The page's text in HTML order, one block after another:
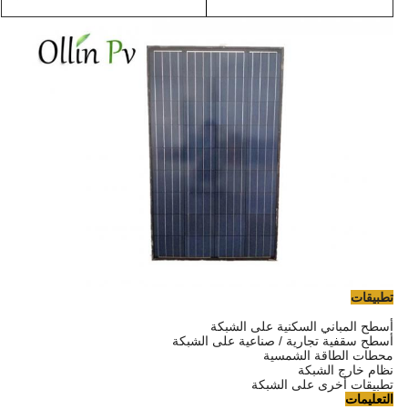
تطبيقات
أسطح المباني السكنية على الشبكة
أسطح سقفية تجارية / صناعية على الشبكة
محطات الطاقة الشمسية
نظام خارج الشبكة
تطبيقات أخرى على الشبكة
التعليمات